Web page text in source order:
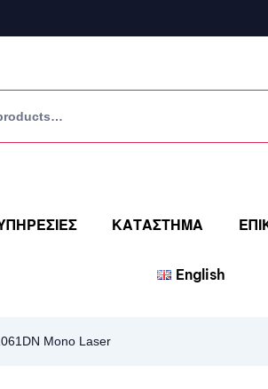
ΚΑΤΑΣΤΗΜΑ
English
Mono Laser